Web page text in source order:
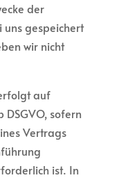
der
gespeichert
wir nicht
auf
sofern
Vertrags
ist. In